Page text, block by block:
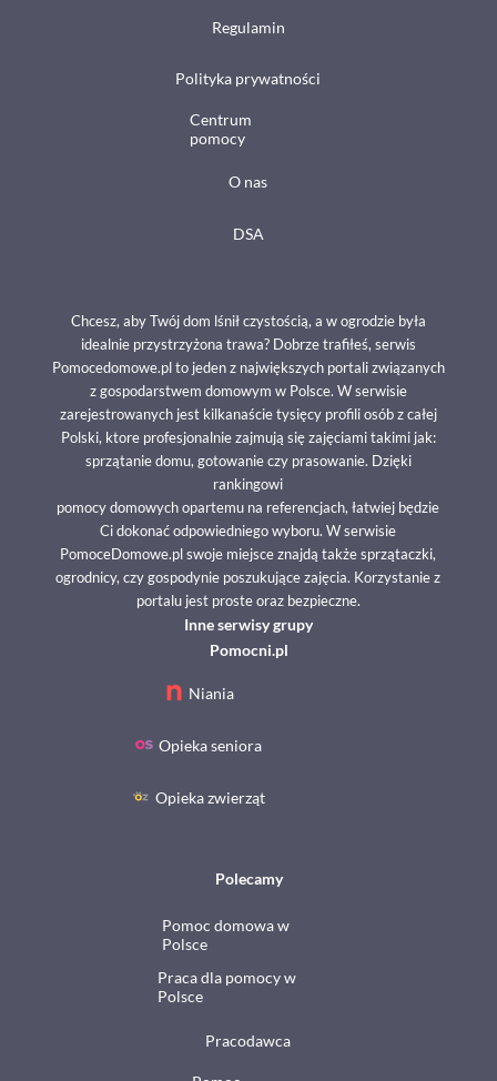
Regulamin
Polityka prywatności
Centrum
pomocy
O nas
DSA
Chcesz, aby Twój dom lśnił czystością, a w ogrodzie była
idealnie przystrzyżona trawa? Dobrze trafiłeś, serwis
Pomocedomowe.pl to jeden z największych portali związanych
z gospodarstwem domowym w Polsce. W serwisie
zarejestrowanych jest kilkanaście tysięcy profili osób z całej
Polski, ktore profesjonalnie zajmują się zajęciami takimi jak:
sprzątanie domu, gotowanie czy prasowanie. Dzięki
rankingowi
pomocy domowych opartemu na referencjach, łatwiej będzie
Ci dokonać odpowiedniego wyboru. W serwisie
PomoceDomowe.pl swoje miejsce znajdą także sprzątaczki,
ogrodnicy, czy gospodynie poszukujące zajęcia. Korzystanie z
portalu jest proste oraz bezpieczne.
Niania
Opieka seniora
Opieka zwierząt
Inne serwisy grupy
Pomocni.pl
Pomoc domowa w
Polsce
Praca dla pomocy w
Polsce
Pracodawca
Polecamy